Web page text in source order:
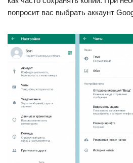
попросит вас выбрать аккаунт